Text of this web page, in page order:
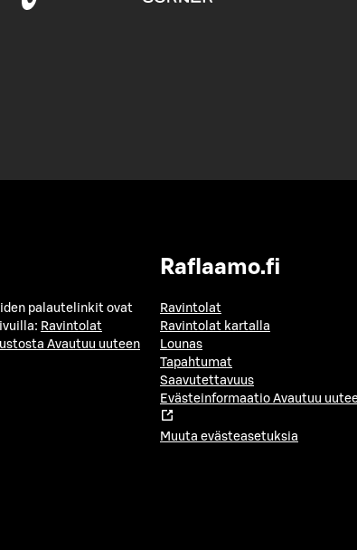
palautelinkit ovat
Ravintolat
Avautuu uuteen
Raflaamo.fi
Ravintolat
Ravintolat kartalla
Lounas
Tapahtumat
Saavutettavuus
Evästeinformaatio Avautuu
Muuta evästeasetuksia